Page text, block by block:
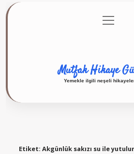
Gizlilik Politikası
menüyü
aç
Mutfak Hikaye
Yemekle ilgili neşeli
Etiket: Akgünlük sakızı su ile